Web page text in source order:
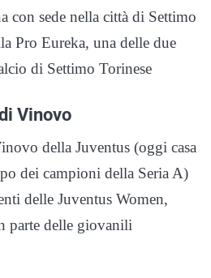
con sede nella città di Settimo
Pro Eureka, una delle due
di Settimo Torinese
Vinovo
della Juventus (oggi casa
dei campioni della Seria A)
delle Juventus Women,
parte delle giovanili